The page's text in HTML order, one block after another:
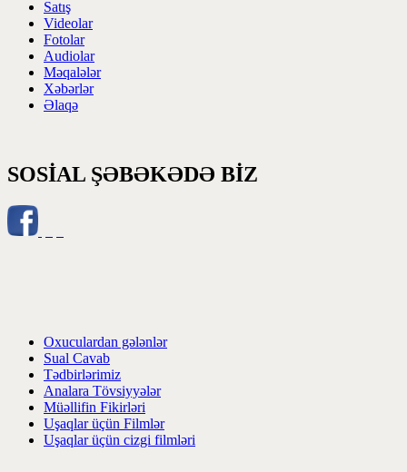
Satış
Videolar
Fotolar
Audiolar
Məqalələr
Xəbərlər
Əlaqə
SOSİAL ŞƏBƏKƏDƏ BİZ
Oxuculardan gələnlər
Sual Cavab
Tədbirlərimiz
Analara Tövsiyyələr
Müəllifin Fikirləri
Uşaqlar üçün Filmlər
Uşaqlar üçün cizgi filmləri